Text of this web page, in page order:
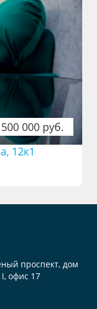
000 руб.
12к1
проспект, дом
офис 17